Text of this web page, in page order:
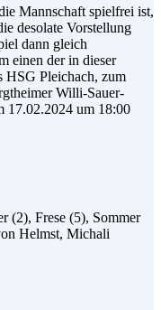
Mannschaft spielfrei ist,
desolate Vorstellung
dann gleich
einen der in dieser
HSG Pleichach, zum
Willi-Sauer-
17.02.2024 um 18:00
(2), Frese (5), Sommer
Helmst, Michali